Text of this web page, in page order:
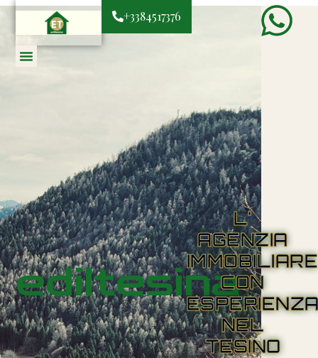
+3384517376
ediltesina
L'
AGENZIA
IMMOBILIARE
CON
NEL
TESINO